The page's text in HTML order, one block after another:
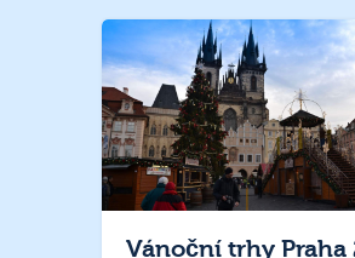
Vánoční trhy Praha